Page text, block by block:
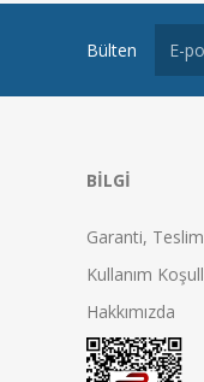
Bülten
BILGI
Garanti,
Kullanım
Hakkımızda